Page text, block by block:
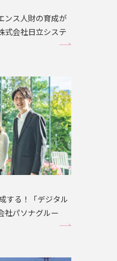
ンス人財の育成が
式会社日立システ
する！「デジタル
社パソナグルー